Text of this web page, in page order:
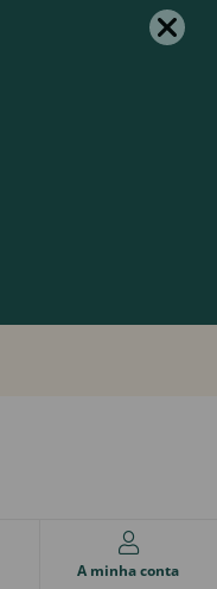
A minha conta